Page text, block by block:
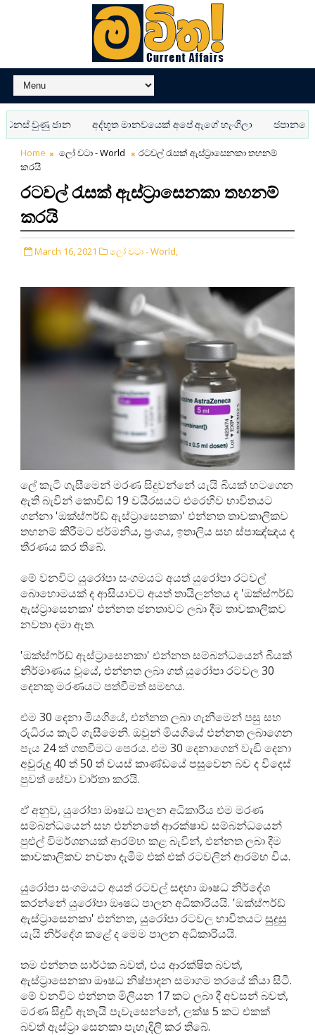
වුණු ජාන අද්භූත මානවයෙක් අපේ ඇගේ හැංගිලා ජපානයේ
Home ලෝ වටා - World
රටවල් රැසක් ඇස්ට්‍රාසෙනකා තහනම්
කරයි
රටවල් රැසක් ඇස්ට්‍රාසෙනකා තහනම්
කරයි
March 16, 2021 ලෝ වටා - World,
ලේ කැටි ගැසීමෙන් මරණ සිදුවන්නේ යැයි බියක් හටගෙන
ඇති බැවින් කොවිඩ් 19 වයිරසයට එරෙහිව භාවිතයට
ගන්නා 'ඔක්ස්ෆර්ඩ් ඇස්ට්‍රාසෙනකා' එන්නත තාවකාලිකව
තහනම් කිරීමට ජර්මනිය, ප්‍රංශය, ඉතාලිය සහ ස්පාඤ්ඤය ද
තීරණය කර තිබේ.
මේ වනවිට යුරෝපා සංගමයට අයත් යුරෝපා රටවල්
බොහොමයක් ද ආසියාවට අයත් තායිලන්තය ද 'ඔක්ස්ෆර්ඩ්
ඇස්ට්‍රාසෙනකා' එන්නත ජනතාවට ලබා දීම තාවකාලිකව
නවතා දමා ඇත.
'ඔක්ස්ෆර්ඩ් ඇස්ට්‍රාසෙනකා' එන්නත සම්බන්ධයෙන් බියක්
නිර්මාණය වූයේ, එන්නත ලබා ගත් යුරෝපා රටවල 30
දෙනකු මරණයට පත්වීමත් සමඟය.
එම 30 දෙනා මියගියේ, එන්නත ලබා ගැනීමෙන් පසු සහ
රුධිරය කැටි ගැසීමෙනි. ඔවුන් මියගියේ එන්නත ලබාගෙන
පැය 24 ක් ගතවීමට පෙරය. එම 30 දෙනාගෙන් වැඩි දෙනා
අවුරුදු 40 ත් 50 ත් වයස් කාණ්ඩයේ පසුවෙන බව ද විදෙස්
පුවත් සේවා වාර්තා කරයි.
ඒ අනුව, යුරෝපා ඖෂධ පාලන අධිකාරිය එම මරණ
සම්බන්ධයෙන් සහ එන්නතේ ආරක්ෂාව සම්බන්ධයෙන්
පුළුල් විමර්ශනයක් ආරම්භ කළ බැවින්, එන්නත ලබා දීම
කාවකාලිකව නවතා දැමීම එක් එක් රටවලින් ආරම්භ විය.
යුරෝපා සංගමයට අයත් රටවල් සඳහා ඖෂධ නිර්දේශ
කරන්නේ යුරෝපා ඖෂධ පාලන අධිකාරියයි. 'ඔක්ස්ෆර්ඩ්
ඇස්ට්‍රාසෙනකා' එන්නත, යුරෝපා රටවල භාවිතයට සුදුසු
යැයි නිර්දේශ කළේ ද මෙම පාලන අධිකාරියයි.
තම එන්නත සාර්ථක බවත්, එය ආරක්ෂිත බවත්,
ඇස්ට්‍රාසෙනකා ඖෂධ නිෂ්පාදන සමාගම තරයේ කියා සිටී.
මේ වනවිට එන්නත මිලියන 17 කට ලබා දී අවසන් බවත්,
මරණ සිදුවී ඇතැයි පැවැසෙන්නේ, ලක්ෂ 5 කට එකක්
බවත් ඇස්ට්‍රා සෙනකා පැහැදිලි කර තිබේ.